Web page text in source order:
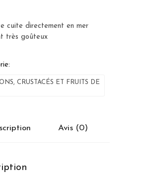
cuite directement en mer
très goûteux
CRUSTACÉS ET FRUITS DE
Avis (0)